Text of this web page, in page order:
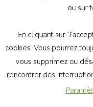
Le flux Twitter
ou sur
En cliquant sur
cookies. Vous pourrez
vous supprimez ou
rencontrer des